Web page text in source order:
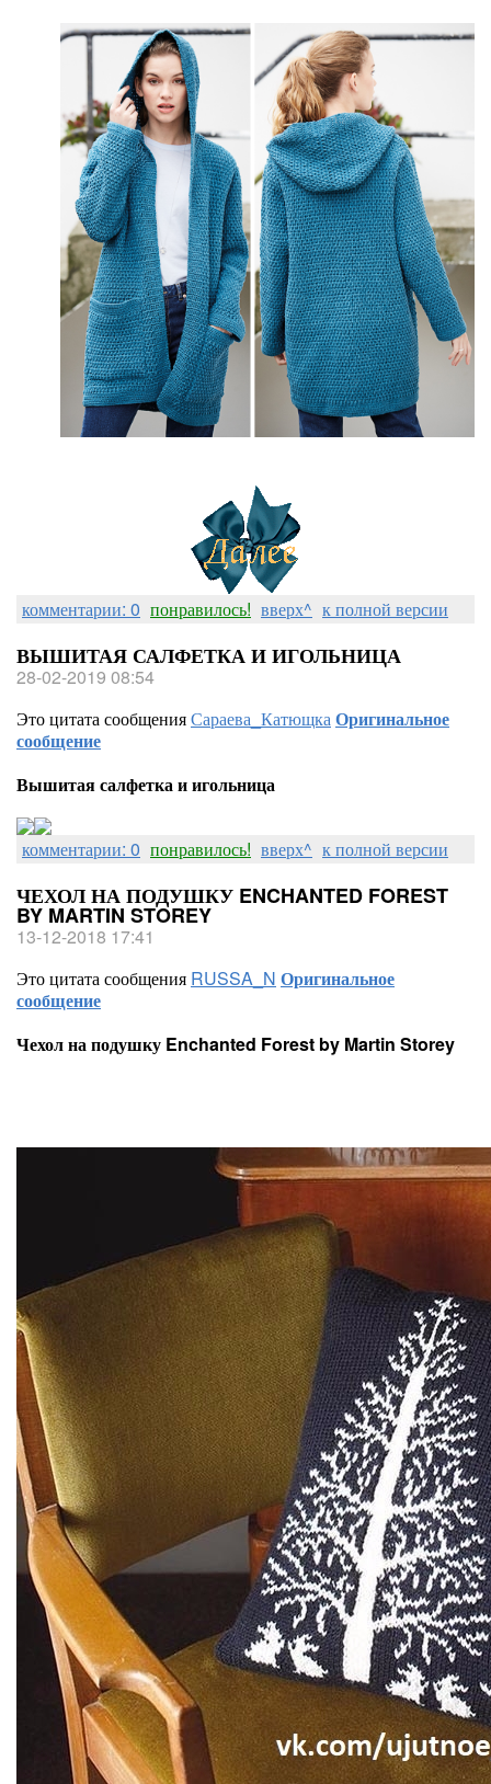
комментарии: 0 понравилось! вверх^ к полной версии
ВЫШИТАЯ САЛФЕТКА И ИГОЛЬНИЦА
28-02-2019 08:54
Это цитата сообщенияСараева_КатющкаОригинальное
сообщение
Вышитая салфетка и игольница
комментарии: 0 понравилось! вверх^ к полной версии
ЧЕХОЛ НА ПОДУШКУ ENCHANTED FOREST
BY MARTIN STOREY
13-12-2018 17:41
Это цитата сообщения RUSSA_N Оригинальное
сообщение
Чехол на подушку Enchanted Forest by Martin Storey